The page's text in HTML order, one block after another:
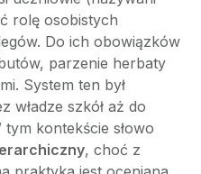
rolę osobistych
Do ich obowiązków
parzenie herbaty
System ten był
władze szkół aż do
kontekście słowo
, choć z